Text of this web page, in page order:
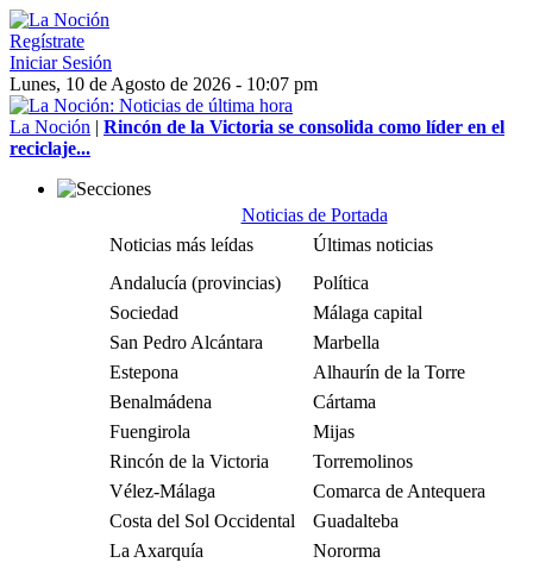
Regístrate
Iniciar Sesión
Lunes, 10 de Agosto de 2026 - 10:07 pm
La Noción | Rincón de la Victoria se consolida como líder en el
reciclaje...
Noticias de Portada
Noticias más leídas
Últimas noticias
Andalucía (provincias)
Política
Sociedad
Málaga capital
San Pedro Alcántara
Marbella
Estepona
Alhaurín de la Torre
Benalmádena
Cártama
Fuengirola
Mijas
Rincón de la Victoria
Torremolinos
Vélez-Málaga
Comarca de Antequera
Costa del Sol Occidental
Guadalteba
La Axarquía
Nororma